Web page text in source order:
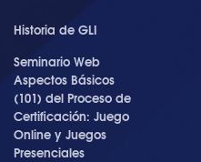
Historia de GLI
Seminario Web
Aspectos Básicos
(101) del Proceso de
Certificación: Juego
Online y Juegos
Presenciales